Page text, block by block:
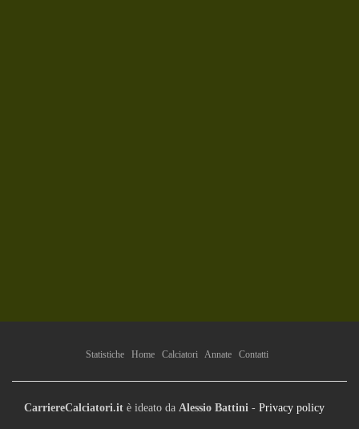
Statistiche Home Calciatori Annate Contatti
CarriereCalciatori.it è ideato da Alessio Battini - Privacy policy